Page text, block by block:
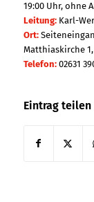
19:00 Uhr, ohne
Leitung:Karl-
Ort:
Matthiaskirche
Telefon:02631
Eintrag teilen